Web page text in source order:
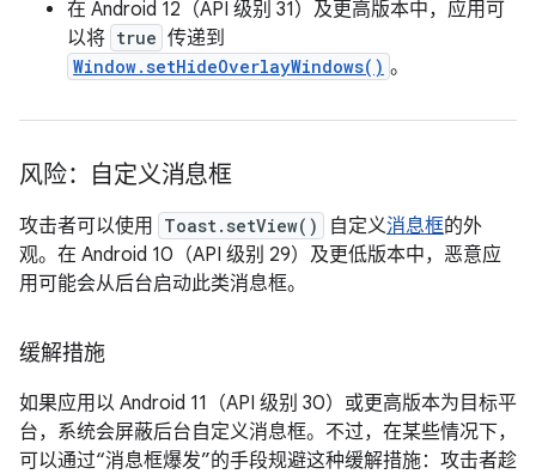
在 Android 12（API 级别 31）及更高版本中，应用可
以将 true 传递到
Window.setHideOverlayWindows() 。
风险：自定义消息框
攻击者可以使用 Toast.setView() 自定义消息框的外
观。在 Android 10（API 级别 29）及更低版本中，恶意应
用可能会从后台启动此类消息框。
缓解措施
如果应用以 Android 11（API 级别 30）或更高版本为目标平
台，系统会屏蔽后台自定义消息框。不过，在某些情况下，
可以通过“消息框爆发”的手段规避这种缓解措施：攻击者趁